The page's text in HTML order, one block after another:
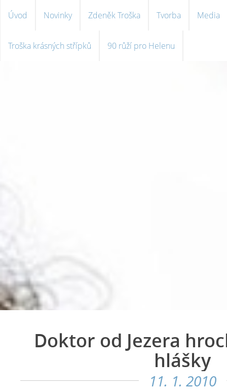
Úvod Novinky Zdeněk Troška Tvorba Media
Troška krásných střípků 90 růží pro Helenu
Doktor od Jezera
hlášky
11. 1. 2010